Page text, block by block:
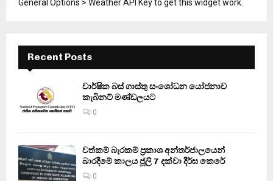
General Options > Weather API Key to get this widget work.
Recent Posts
වාර්ෂික බස් ගාස්තු සංශෝධන යෝජනාව
කැබිනට් මණ්ඩලයට
0
වත්කම් බැරකම් ප්‍රකාශ අන්තර්ජාලයෙන්
බාරදීමේ කාලය ජූලි 7 දක්වා දීර්ඝ කෙරේ
0